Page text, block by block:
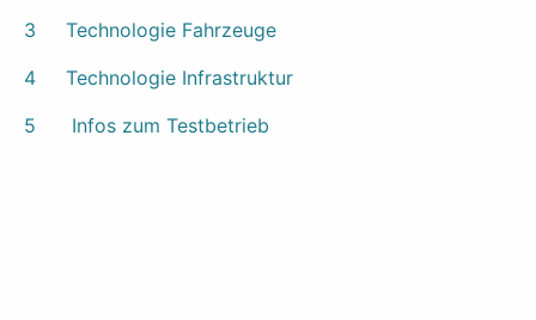
3 Technologie Fahrzeuge
4 Technologie Infrastruktur
5 Infos zum Testbetrieb